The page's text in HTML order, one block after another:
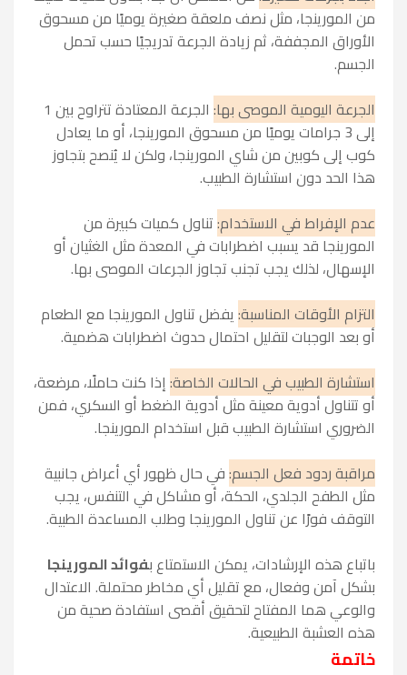
من المورينجا، مثل نصف ملعقة صغيرة يوميًا من مسحوق
الأوراق المجففة، ثم زيادة الجرعة تدريجيًا حسب تحمل
الجسم.
الجرعة اليومية الموصى بها:
الجرعة المعتادة تتراوح بين 1
إلى 3 جرامات يوميًا من مسحوق المورينجا، أو ما يعادل
كوب إلى كوبين من شاي المورينجا، ولكن لا يُنصح بتجاوز
هذا الحد دون استشارة الطبيب.
عدم الإفراط في الاستخدام:تناول كميات كبيرة من
المورينجا قد يسبب اضطرابات في المعدة مثل الغثيان أو
الإسهال، لذلك يجب تجنب تجاوز الجرعات الموصى بها.
التزام الأوقات المناسبة: يفضل تناول المورينجا مع الطعام
أو بعد الوجبات لتقليل احتمال حدوث اضطرابات هضمية.
استشارة الطبيب في الحالات الخاصة:إذا كنت حاملًا، مرضعة،
أو تتناول أدوية معينة مثل أدوية الضغط أو السكري، فمن
الضروري استشارة الطبيب قبل استخدام المورينجا.
مراقبة ردود فعل الجسم:في حال ظهور أي أعراض جانبية
مثل الطفح الجلدي، الحكة، أو مشاكل في التنفس، يجب
التوقف فورًا عن تناول المورينجا وطلب المساعدة الطبية.
باتباع هذه الإرشادات، يمكن الاستمتاع بفوائد المورينجا
بشكل آمن وفعال، مع تقليل أي مخاطر محتملة. الاعتدال
والوعي هما المفتاح لتحقيق أقصى استفادة صحية من
هذه العشبة الطبيعية.
خاتمة